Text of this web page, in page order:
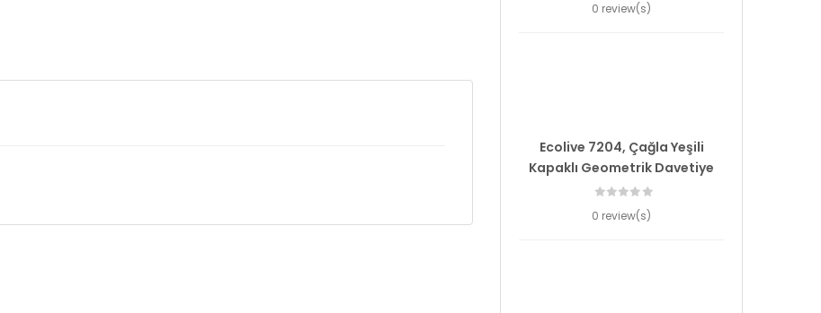
0 review(s)
Ecolive 7204, Çağla Yeşili
Kapaklı Geometrik Davetiye
0 review(s)